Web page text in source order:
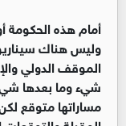
أمام هذه الحكومة
وليس هناك
الموقف الدولي
شيء وما بعدها
مساراتها متوقع لكن